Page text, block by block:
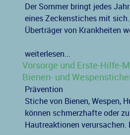
Der Sommer bringt jedes
eines Zeckenstiches mit
Überträger von Krankheiten
weiterlesen...
Vorsorge und Erste-Hilfe-
Bienen- und
Prävention
Stiche von Bienen, Wespen,
können schmerzhafte oder
Hautreaktionen verursachen.